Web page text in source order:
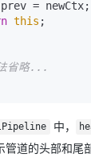
this ;
省略...
中，
道的头部和尾部